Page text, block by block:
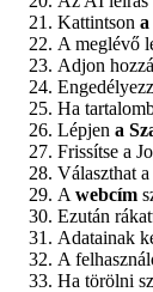
Kattintson a
A meglévő
Adjon
Ha
Lépjen a
Frissítse a
Választhat
A webcím
Ezután
Adatainak
A
Ha törölni